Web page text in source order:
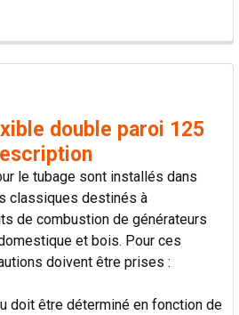
double paroi 125
le tubage sont installés dans
classiques destinés à
de combustion de générateurs
et bois. Pour ces
doivent être prises :
doit être déterminé en fonction de